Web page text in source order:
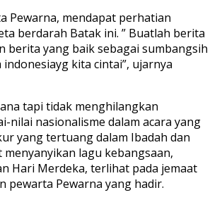
Pewarna, mendapat perhatian
berdarah Batak ini. ” Buatlah berita
berita yang baik sebagai sumbangsih
kita cintai”, ujarnya
tapi tidak menghilangkan
nilai nasionalisme dalam acara yang
yang tertuang dalam Ibadah dan
lagu kebangsaan,
Hari Merdeka, terlihat pada jemaat
pewarta Pewarna yang hadir.